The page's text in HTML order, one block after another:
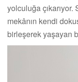
yolculuğa çıkarıyor.
mekânın kendi
birleşerek yaşayan